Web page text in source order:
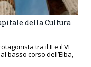
della Cultura
tra il II e il VI
basso corso dell’Elba,